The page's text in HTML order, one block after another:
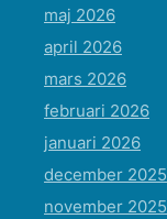
maj 2026
april 2026
mars 2026
februari 2026
januari 2026
december 2025
november 2025